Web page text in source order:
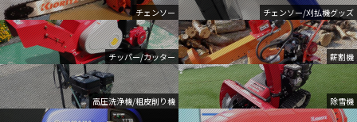
チェンソー チェンソー/刈払機グッズ
チッパー/カッター 薪割機
高圧洗浄機/粗皮削り機 除雪機